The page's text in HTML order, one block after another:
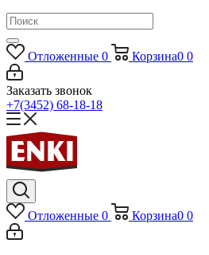
Отложенные 0 Корзина0 0
Заказать звонок
+7(3452) 68-18-18
Отложенные 0 Корзина0 0